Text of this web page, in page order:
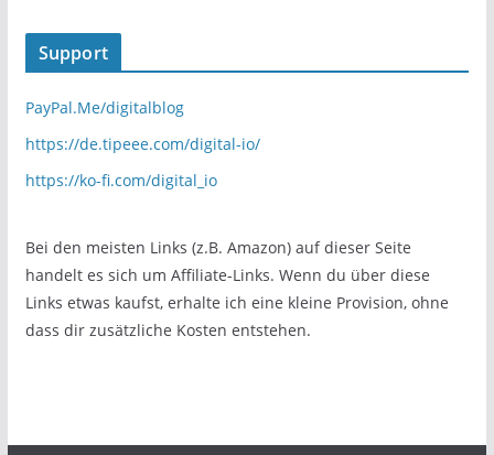
Support
PayPal.Me/digitalblog
https://de.tipeee.com/digital-io/
https://ko-fi.com/digital_io
Bei den meisten Links (z.B. Amazon) auf dieser Seite
handelt es sich um Affiliate-Links. Wenn du über diese
Links etwas kaufst, erhalte ich eine kleine Provision, ohne
dass dir zusätzliche Kosten entstehen.